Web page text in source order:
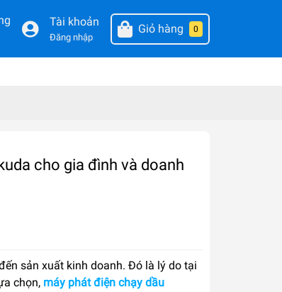
Tài khoản
Đăng nhập
Giỏ hàng 0
cho gia đình và doanh
sản xuất kinh doanh. Đó là lý do tại
chọn, máy phát điện chạy dầu